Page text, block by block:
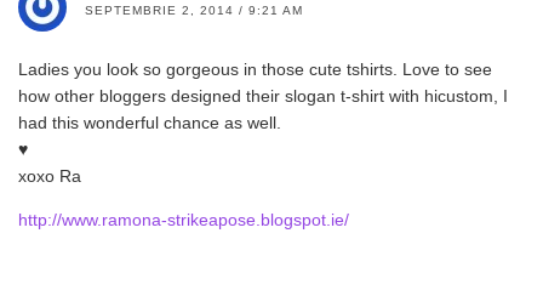
SEPTEMBRIE 2, 2014 / 9:21 AM
Ladies you look so gorgeous in those cute tshirts. Love to see
how other bloggers designed their slogan t-shirt with hicustom, I
had this wonderful chance as well.
♥
xoxo Ra
http://www.ramona-strikeapose.blogspot.ie/